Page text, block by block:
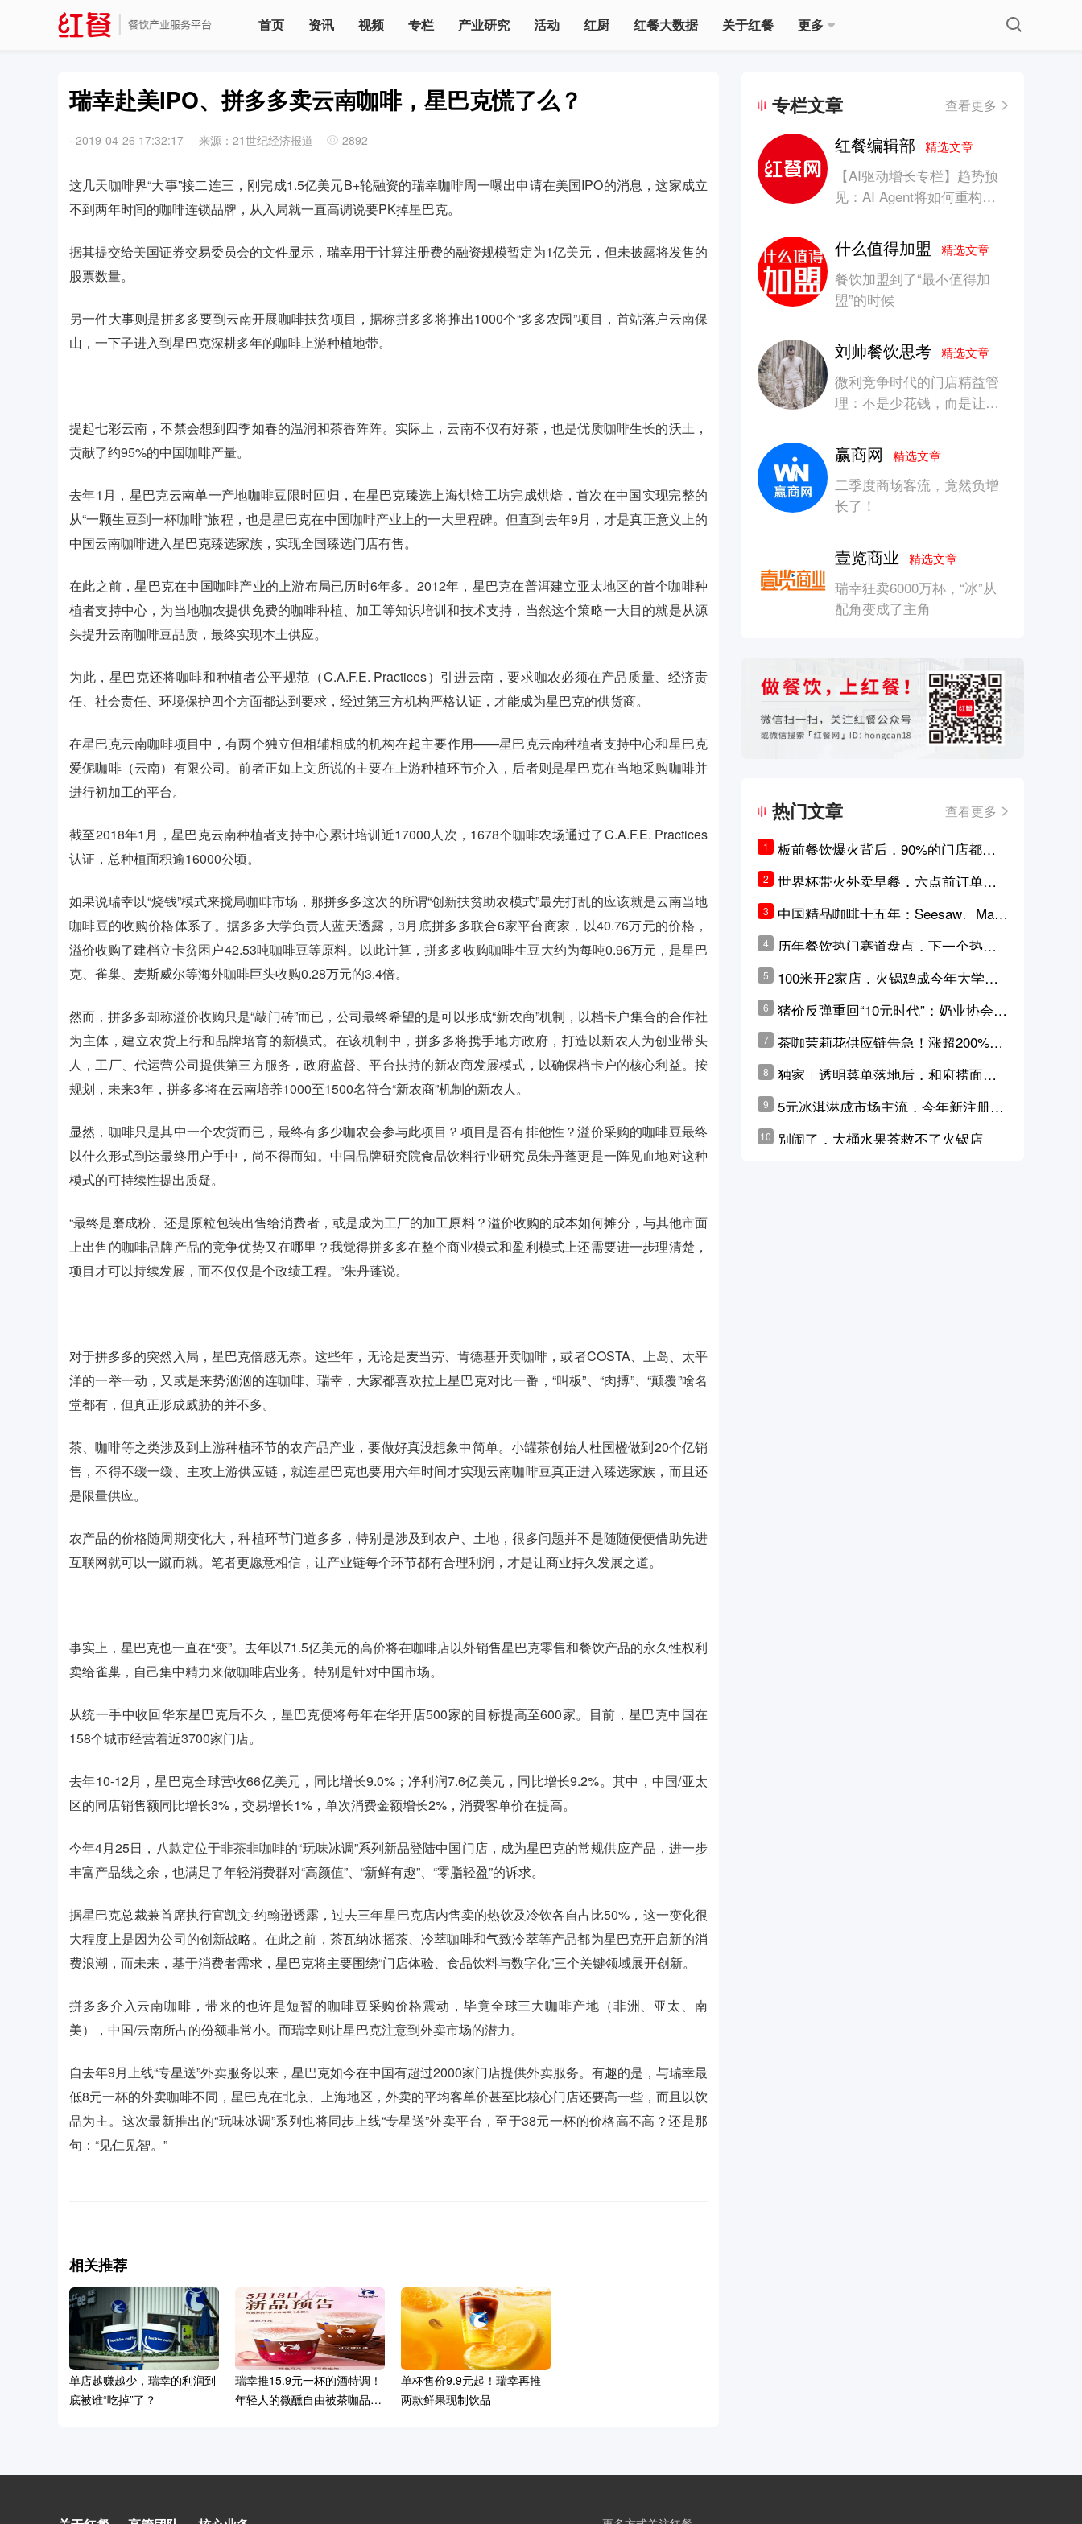
首页 资讯 视频 专栏 产业研究 活动 红厨 红餐大数据 关于红餐 更多
瑞幸赴美IPO、拼多多卖云南咖啡，星巴克慌了么？
· 2019-04-26 17:32:17 来源：21世纪经济报道 2892
这几天咖啡界“大事”接二连三，刚完成1.5亿美元B+轮融资的瑞幸咖啡周一曝出申请在美国IPO的消息，这家成立
不到两年时间的咖啡连锁品牌，从入局就一直高调说要PK掉星巴克。
据其提交给美国证券交易委员会的文件显示，瑞幸用于计算注册费的融资规模暂定为1亿美元，但未披露将发售的
股票数量。
另一件大事则是拼多多要到云南开展咖啡扶贫项目，据称拼多多将推出1000个“多多农园”项目，首站落户云南保
山，一下子进入到星巴克深耕多年的咖啡上游种植地带。
提起七彩云南，不禁会想到四季如春的温润和茶香阵阵。实际上，云南不仅有好茶，也是优质咖啡生长的沃土，
贡献了约95%的中国咖啡产量。
去年1月，星巴克云南单一产地咖啡豆限时回归，在星巴克臻选上海烘焙工坊完成烘焙，首次在中国实现完整的
从“一颗生豆到一杯咖啡”旅程，也是星巴克在中国咖啡产业上的一大里程碑。但直到去年9月，才是真正意义上的
中国云南咖啡进入星巴克臻选家族，实现全国臻选门店有售。
在此之前，星巴克在中国咖啡产业的上游布局已历时6年多。2012年，星巴克在普洱建立亚太地区的首个咖啡种
植者支持中心，为当地咖农提供免费的咖啡种植、加工等知识培训和技术支持，当然这个策略一大目的就是从源
头提升云南咖啡豆品质，最终实现本土供应。
为此，星巴克还将咖啡和种植者公平规范（C.A.F.E. Practices）引进云南，要求咖农必须在产品质量、经济责
任、社会责任、环境保护四个方面都达到要求，经过第三方机构严格认证，才能成为星巴克的供货商。
在星巴克云南咖啡项目中，有两个独立但相辅相成的机构在起主要作用——星巴克云南种植者支持中心和星巴克
爱伲咖啡（云南）有限公司。前者正如上文所说的主要在上游种植环节介入，后者则是星巴克在当地采购咖啡并
进行初加工的平台。
截至2018年1月，星巴克云南种植者支持中心累计培训近17000人次，1678个咖啡农场通过了C.A.F.E. Practices
认证，总种植面积逾16000公顷。
如果说瑞幸以“烧钱”模式来搅局咖啡市场，那拼多多这次的所谓“创新扶贫助农模式”最先打乱的应该就是云南当地
咖啡豆的收购价格体系了。据多多大学负责人蓝天透露，3月底拼多多联合6家平台商家，以40.76万元的价格，
溢价收购了建档立卡贫困户42.53吨咖啡豆等原料。以此计算，拼多多收购咖啡生豆大约为每吨0.96万元，是星巴
克、雀巢、麦斯威尔等海外咖啡巨头收购0.28万元的3.4倍。
然而，拼多多却称溢价收购只是“敲门砖”而已，公司最终希望的是可以形成“新农商”机制，以档卡户集合的合作社
为主体，建立农货上行和品牌培育的新模式。在该机制中，拼多多将携手地方政府，打造以新农人为创业带头
人，工厂、代运营公司提供第三方服务，政府监督、平台扶持的新农商发展模式，以确保档卡户的核心利益。按
规划，未来3年，拼多多将在云南培养1000至1500名符合“新农商”机制的新农人。
显然，咖啡只是其中一个农货而已，最终有多少咖农会参与此项目？项目是否有排他性？溢价采购的咖啡豆最终
以什么形式到达最终用户手中，尚不得而知。中国品牌研究院食品饮料行业研究员朱丹蓬更是一阵见血地对这种
模式的可持续性提出质疑。
“最终是磨成粉、还是原粒包装出售给消费者，或是成为工厂的加工原料？溢价收购的成本如何摊分，与其他市面
上出售的咖啡品牌产品的竞争优势又在哪里？我觉得拼多多在整个商业模式和盈利模式上还需要进一步理清楚，
项目才可以持续发展，而不仅仅是个政绩工程。”朱丹蓬说。
对于拼多多的突然入局，星巴克倍感无奈。这些年，无论是麦当劳、肯德基开卖咖啡，或者COSTA、上岛、太平
洋的一举一动，又或是来势汹汹的连咖啡、瑞幸，大家都喜欢拉上星巴克对比一番，“叫板”、“肉搏”、“颠覆”啥名
堂都有，但真正形成威胁的并不多。
茶、咖啡等之类涉及到上游种植环节的农产品产业，要做好真没想象中简单。小罐茶创始人杜国楹做到20个亿销
售，不得不缓一缓、主攻上游供应链，就连星巴克也要用六年时间才实现云南咖啡豆真正进入臻选家族，而且还
是限量供应。
农产品的价格随周期变化大，种植环节门道多多，特别是涉及到农户、土地，很多问题并不是随随便便借助先进
互联网就可以一蹴而就。笔者更愿意相信，让产业链每个环节都有合理利润，才是让商业持久发展之道。
事实上，星巴克也一直在“变”。去年以71.5亿美元的高价将在咖啡店以外销售星巴克零售和餐饮产品的永久性权利
卖给雀巢，自己集中精力来做咖啡店业务。特别是针对中国市场。
从统一手中收回华东星巴克后不久，星巴克便将每年在华开店500家的目标提高至600家。目前，星巴克中国在
158个城市经营着近3700家门店。
去年10-12月，星巴克全球营收66亿美元，同比增长9.0%；净利润7.6亿美元，同比增长9.2%。其中，中国/亚太
区的同店销售额同比增长3%，交易增长1%，单次消费金额增长2%，消费客单价在提高。
今年4月25日，八款定位于非茶非咖啡的“玩味冰调”系列新品登陆中国门店，成为星巴克的常规供应产品，进一步
丰富产品线之余，也满足了年轻消费群对“高颜值”、“新鲜有趣”、“零脂轻盈”的诉求。
据星巴克总裁兼首席执行官凯文·约翰逊透露，过去三年星巴克店内售卖的热饮及冷饮各自占比50%，这一变化很
大程度上是因为公司的创新战略。在此之前，茶瓦纳冰摇茶、冷萃咖啡和气致冷萃等产品都为星巴克开启新的消
费浪潮，而未来，基于消费者需求，星巴克将主要围绕“门店体验、食品饮料与数字化”三个关键领域展开创新。
拼多多介入云南咖啡，带来的也许是短暂的咖啡豆采购价格震动，毕竟全球三大咖啡产地（非洲、亚太、南
美），中国/云南所占的份额非常小。而瑞幸则让星巴克注意到外卖市场的潜力。
自去年9月上线“专星送”外卖服务以来，星巴克如今在中国有超过2000家门店提供外卖服务。有趣的是，与瑞幸最
低8元一杯的外卖咖啡不同，星巴克在北京、上海地区，外卖的平均客单价甚至比核心门店还要高一些，而且以饮
品为主。这次最新推出的“玩味冰调”系列也将同步上线“专星送”外卖平台，至于38元一杯的价格高不高？还是那
句：“见仁见智。”
相关推荐
单店越赚越少，瑞幸的利润到
底被谁“吃掉”了？
瑞幸推15.9元一杯的酒特调！
年轻人的微醺自由被茶咖品牌
单杯售价9.9元起！瑞幸再推
两款鲜果现制饮品
专栏文章 查看更多
红餐编辑部精选文章
【AI驱动增长专栏】趋势预
见：AI Agent将如何重构消
什么值得加盟精选文章
餐饮加盟到了“最不值得加
盟”的时候
刘帅餐饮思考精选文章
微利竞争时代的门店精益管
理：不是少花钱，而是让每
赢商网精选文章
二季度商场客流，竟然负增
长了！
壹览商业精选文章
瑞幸狂卖6000万杯，“冰”从
配角变成了主角
热门文章 查看更多
1
板前餐饮爆火背后，90%的门店都只
是徒有其表的刻意作秀？
2
世界杯带火外卖早餐，六点前订单大
3
中国精品咖啡十五年：Seesaw、Man
ner、M Stand为何结出了不同的果
实？
4
历年餐饮热门赛道盘点，下一个热门
5
100米开2家店，火锅鸡成今年大学城
6
猪价反弹重回“10元时代”；奶业协会称
原奶价格现回暖迹象
7
茶咖茉莉花供应链告急！涨超200%，
横州花价冲破50元一斤
8
独家｜透明菜单落地后，和府捞面李
学林公布未来10年计划
9
5元冰淇淋成市场主流，今年新注册相
10 别闹了，大桶水果茶救不了火锅店